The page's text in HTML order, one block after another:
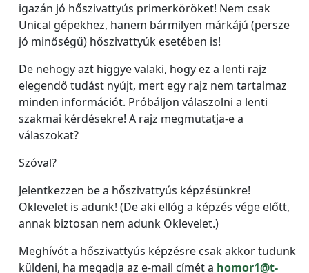
igazán jó hőszivattyús primerköröket! Nem csak
Unical gépekhez, hanem bármilyen márkájú (persze
jó minőségű) hőszivattyúk esetében is!
De nehogy azt higgye valaki, hogy ez a lenti rajz
elegendő tudást nyújt, mert egy rajz nem tartalmaz
minden információt. Próbáljon válaszolni a lenti
szakmai kérdésekre! A rajz megmutatja-e a
válaszokat?
Szóval?
Jelentkezzen be a hőszivattyús képzésünkre!
Oklevelet is adunk! (De aki ellóg a képzés vége előtt,
annak biztosan nem adunk Oklevelet.)
Meghívót a hőszivattyús képzésre csak akkor tudunk
küldeni, ha megadja az e-mail címét a homor1@t-